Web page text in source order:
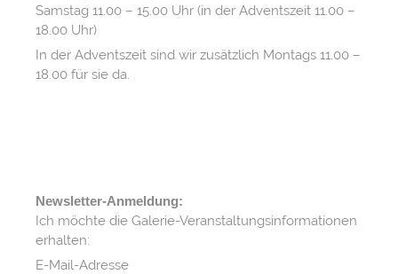
Samstag 11.00 – 15.00 Uhr (in der Adventszeit 11.00 –
18.00 Uhr)
In der Adventszeit sind wir zusätzlich Montags 11.00 –
18.00 für sie da.
Newsletter-Anmeldung:
Ich möchte die Galerie-Veranstaltungsinformationen
erhalten:
E-Mail-Adresse